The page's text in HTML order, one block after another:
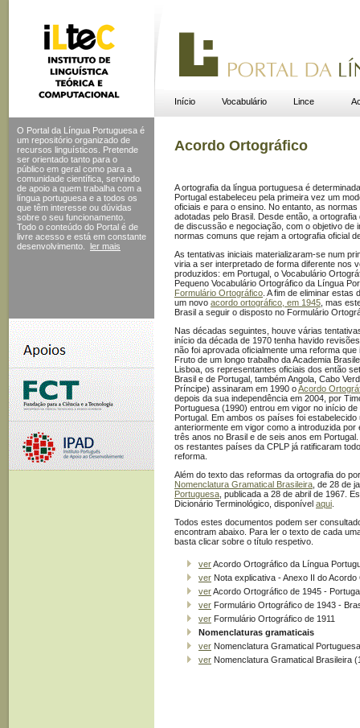
Início Vocabulário Lince
O Portal da Língua Portuguesa é
um repositório organizado de
recursos linguísticos. Pretende
ser orientado tanto para o
público em geral como para a
comunidade científica, servindo
de apoio a quem trabalha com a
língua portuguesa e a todos os
que têm interesse ou dúvidas
sobre o seu funcionamento.
Todo o conteúdo do Portal é de
livre acesso e está em constante
desenvolvimento.
ler mais
Acordo Ortográfico
A ortografia da língua portuguesa é
Portugal estabeleceu pela primeira vez um
oficiais e para o ensino. No entanto, as
adotadas pelo Brasil. Desde então, a
de discussão e negociação, com o objetivo de
normas comuns que rejam a ortografia oficial
As tentativas iniciais materializaram-se num
viria a ser interpretado de forma diferente nos
produzidos: em Portugal, o Vocabulário
Pequeno Vocabulário Ortográfico da Língua
Formulário Ortográfico . A fim de eliminar
um novo acordo ortográfico, em 1945 , mas
Brasil a seguir o disposto no Formulário
Nas décadas seguintes, houve várias
início da década de 1970 tenha havido
não foi aprovada oficialmente uma reforma
Fruto de um longo trabalho da Academia
Lisboa, os representantes oficiais dos então
Brasil e de Portugal, também Angola, Cabo
Príncipe) assinaram em 1990 oAcordo
depois da sua independência em 2004, por
Portuguesa (1990) entrou em vigor no início
Portugal. Em ambos os países foi
anteriormente em vigor como a introduzida
três anos no Brasil e de seis anos em
os restantes países da CPLP já ratificaram
reforma.
Além do texto das reformas da ortografia do
Nomenclatura Gramatical Brasileira , de 28 de
Portuguesa , publicada a 28 de abril de 1967.
Dicionário Terminológico, disponível aqui
Todos estes documentos podem ser
encontram abaixo. Para ler o texto de cada
basta clicar sobre o título respetivo.
verAcordo Ortográfico da Língua
ver Nota explicativa - Anexo II do
verAcordo Ortográfico de 1945 -
ver Formulário Ortográfico de 1943 -
ver Formulário Ortográfico de 1911
Nomenclaturas gramaticais
ver Nomenclatura Gramatical
ver Nomenclatura Gramatical Brasileira